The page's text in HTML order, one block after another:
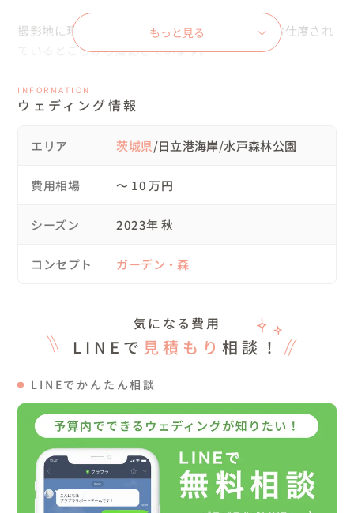
撮影地に現地集合・解散ではなく、基本的にはお仕度され
ているところから撮影しています。
花嫁様の表情はとても素敵なので、
写真に残したいなと心掛けています👰
02:30 お仕度開始💄
04:30 日立港海岸にて撮影スタート📷
07:30 水戸森林公園にて撮影📷
衣裳はおふたりがご準備されました。
👆こんな人におすすめ
・ロケーション撮影を希望で、ポーズを決めて取るより自
然体を残したい方！
・撮影地はどこがいいか迷っている方。こちらで提案させ
ていただきます🍃
・撮影地をいくつか回ったり、ゆっくり撮影されたい方。
もっと見る
INFORMATION
ウェディング情報
エリア 茨城県/日立港海岸/水戸森林公園
費用相場 〜 10 万円
シーズン 2023年 秋
コンセプト ガーデン・森
気になる費用
LINEで 見積もり 相談！
LINEでかんたん相談